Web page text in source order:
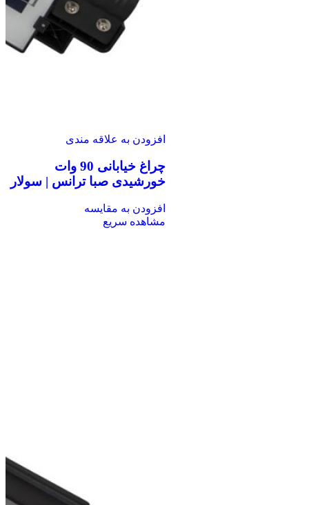
افزودن به علاقه مندی
چراغ خیابانی 90 وات
خورشیدی صبا ترانس | سولار
افزودن به مقایسه
مشاهده سریع